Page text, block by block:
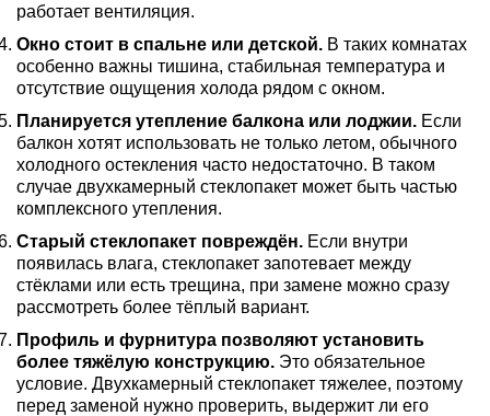
работает вентиляция.
Окно стоит в спальне или детской. В таких комнатах
особенно важны тишина, стабильная температура и
отсутствие ощущения холода рядом с окном.
Планируется утепление балкона или лоджии. Если
балкон хотят использовать не только летом, обычного
холодного остекления часто недостаточно. В таком
случае двухкамерный стеклопакет может быть частью
комплексного утепления.
Старый стеклопакет повреждён. Если внутри
появилась влага, стеклопакет запотевает между
стёклами или есть трещина, при замене можно сразу
рассмотреть более тёплый вариант.
Профиль и фурнитура позволяют установить
более тяжёлую конструкцию. Это обязательное
условие. Двухкамерный стеклопакет тяжелее, поэтому
перед заменой нужно проверить, выдержит ли его